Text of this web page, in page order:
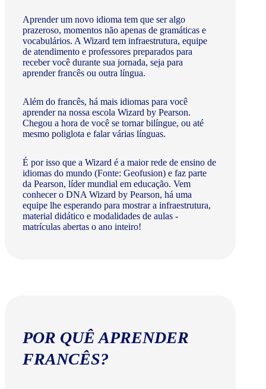
Aprender um novo idioma tem que ser algo
prazeroso, momentos não apenas de gramáticas e
vocabulários. A Wizard tem infraestrutura, equipe
de atendimento e professores preparados para
receber você durante sua jornada, seja para
aprender francês ou outra língua.
Além do francês, há mais idiomas para você
aprender na nossa escola Wizard by Pearson.
Chegou a hora de você se tornar bilíngue, ou até
mesmo poliglota e falar várias línguas.
É por isso que a Wizard é a maior rede de ensino de
idiomas do mundo (Fonte: Geofusion) e faz parte
da Pearson, líder mundial em educação. Vem
conhecer o DNA Wizard by Pearson, há uma
equipe lhe esperando para mostrar a infraestrutura,
material didático e modalidades de aulas -
matrículas abertas o ano inteiro!
POR QUÊ APRENDER
FRANCÊS?